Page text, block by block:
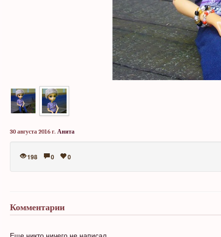
30 августа 2016 г. Анита
198 0 0
Комментарии
Еще никто ничего не написал